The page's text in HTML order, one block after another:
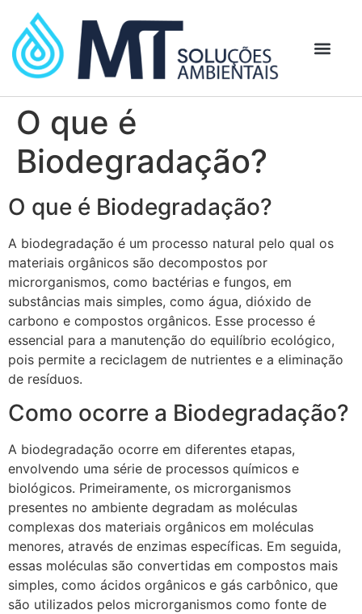
O que é
Biodegradação?
O que é Biodegradação?
A biodegradação é um processo natural pelo qual os
materiais orgânicos são decompostos por
microrganismos, como bactérias e fungos, em
substâncias mais simples, como água, dióxido de
carbono e compostos orgânicos. Esse processo é
essencial para a manutenção do equilíbrio ecológico,
pois permite a reciclagem de nutrientes e a eliminação
de resíduos.
Como ocorre a Biodegradação?
A biodegradação ocorre em diferentes etapas,
envolvendo uma série de processos químicos e
biológicos. Primeiramente, os microrganismos
presentes no ambiente degradam as moléculas
complexas dos materiais orgânicos em moléculas
menores, através de enzimas específicas. Em seguida,
essas moléculas são convertidas em compostos mais
simples, como ácidos orgânicos e gás carbônico, que
são utilizados pelos microrganismos como fonte de